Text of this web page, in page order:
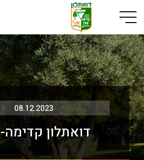
for devices with a small screen
08.12.2023
דואתלון